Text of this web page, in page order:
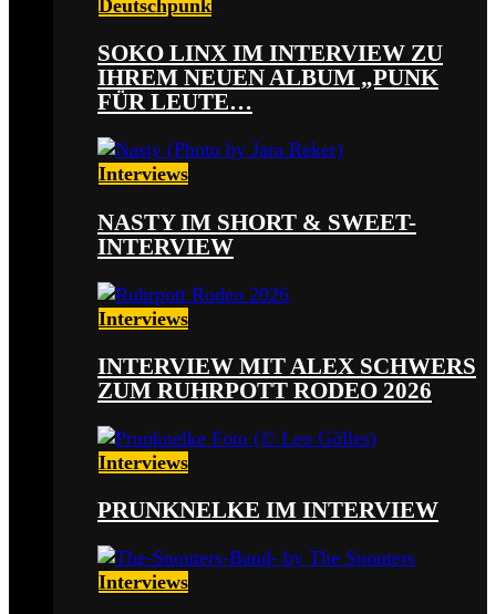
Deutschpunk
SOKO LINX IM INTERVIEW ZU
IHREM NEUEN ALBUM „PUNK
FÜR LEUTE…
Interviews
NASTY IM SHORT & SWEET-
INTERVIEW
Interviews
INTERVIEW MIT ALEX SCHWERS
ZUM RUHRPOTT RODEO 2026
Interviews
PRUNKNELKE IM INTERVIEW
Interviews